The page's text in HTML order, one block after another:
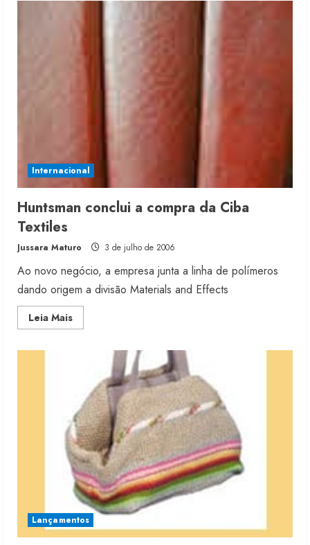
crescer
em
Internacional
Huntsman conclui a compra da Ciba
Textiles
Jussara Maturo 3 de julho de 2006
Ao novo negócio, a empresa junta a linha de polímeros
dando origem a divisão Materials and Effects
Leia MaisRead
more
compra
Ciba
Textiles
Lançamentos